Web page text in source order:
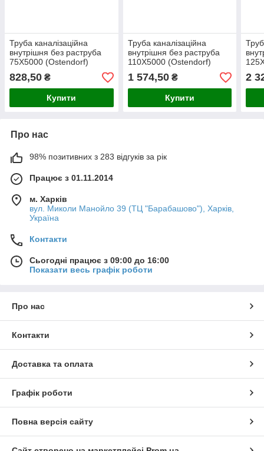
Труба каналізаційна
внутрішня без раструба
75Х5000 (Ostendorf)
828,50 ₴
Купити
Труба каналізаційна
внутрішня без раструба
110Х5000 (Ostendorf)
1 574,50₴
Купити
2
Про нас
98% позитивних з 283 відгуків за рік
Працює з 01.11.2014
м. Харків
вул. Миколи Манойло 39 (ТЦ "Барабашово"), Харків,
Україна
Контакти
Сьогодні працює з 09:00 до 16:00
Показати весь графік роботи
Про нас
Контакти
Доставка та оплата
Графік роботи
Повна версія сайту